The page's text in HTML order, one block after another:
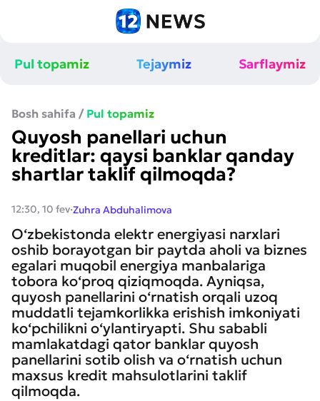
Pul topamiz Tejaymiz Sarflaymiz
Bosh sahifa / Pul topamiz
Quyosh panellari uchun
kreditlar: qaysi banklar qanday
shartlar taklif qilmoqda?
12:30, 10 fev·Zuhra Abduhalimova
O‘zbekistonda elektr energiyasi narxlari
oshib borayotgan bir paytda aholi va biznes
egalari muqobil energiya manbalariga
tobora ko‘proq qiziqmoqda. Ayniqsa,
quyosh panellarini o‘rnatish orqali uzoq
muddatli tejamkorlikka erishish imkoniyati
ko‘pchilikni o‘ylantiryapti. Shu sababli
mamlakatdagi qator banklar quyosh
panellarini sotib olish va o‘rnatish uchun
maxsus kredit mahsulotlarini taklif
qilmoqda.